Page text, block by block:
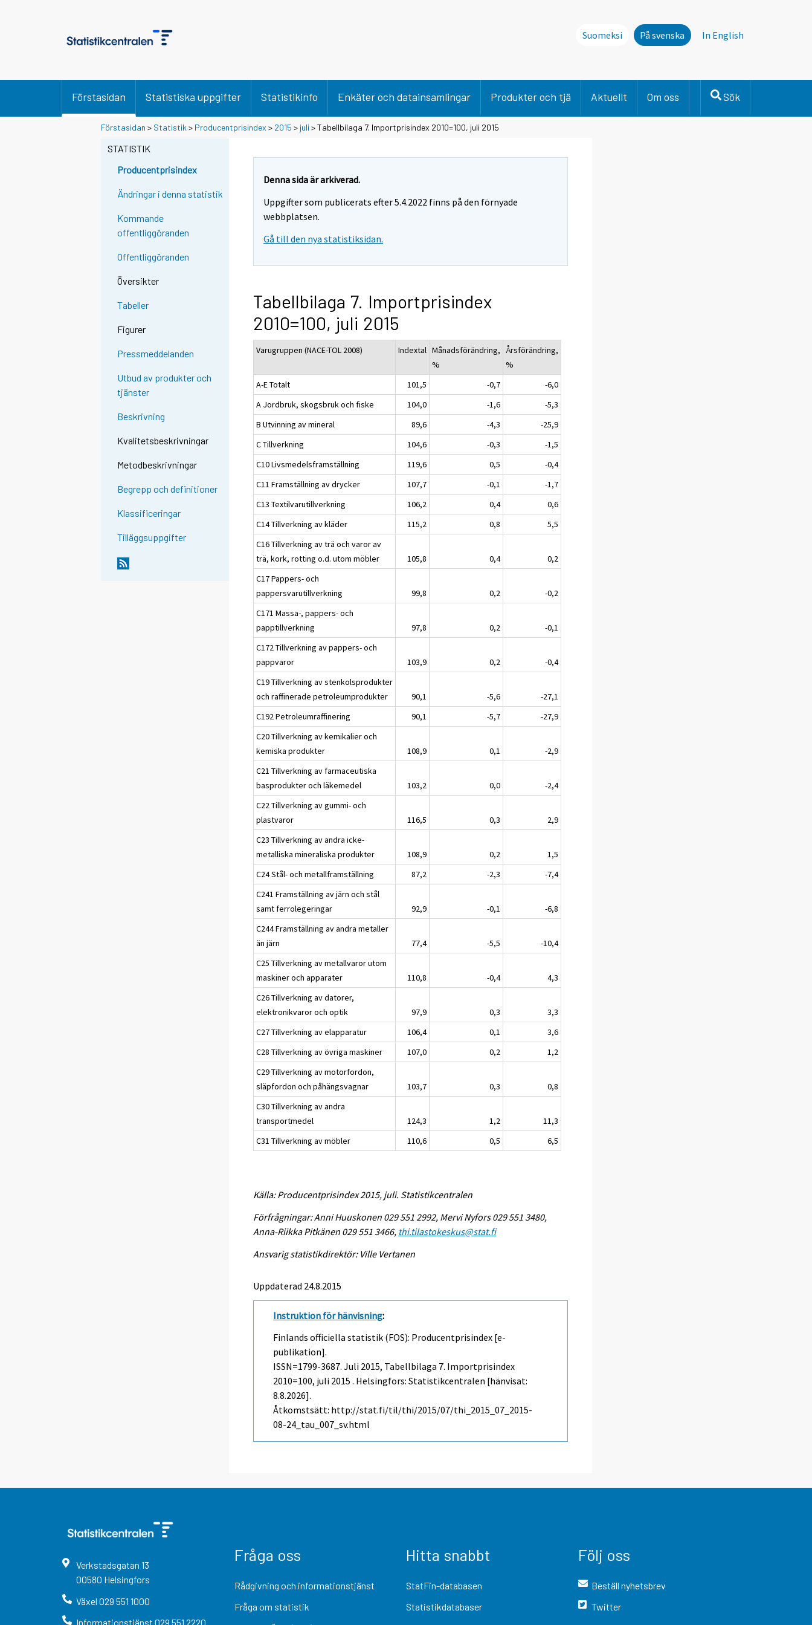
Suomeksi På svenska In English
Förstasidan Statistiska uppgifter Statistikinfo Enkäter och datainsamlingar Produkter och tjä Aktuellt Om oss Sök
Förstasidan > Statistik > Producentprisindex > 2015 > juli > Tabellbilaga 7. Importprisindex 2010=100, juli 2015
STATISTIK
Producentprisindex
Ändringar i denna statistik
Kommande
offentliggöranden
Offentliggöranden
Översikter
Tabeller
Figurer
Pressmeddelanden
Utbud av produkter och
tjänster
Beskrivning
Kvalitetsbeskrivningar
Metodbeskrivningar
Begrepp och definitioner
Klassificeringar
Tilläggsuppgifter
Denna sida är arkiverad.
Uppgifter som publicerats efter 5.4.2022 finns på den förnyade
webbplatsen.
Gå till den nya statistiksidan.
Tabellbilaga 7. Importprisindex
2010=100, juli 2015
Varugruppen (NACE-TOL 2008) Indextal Månadsförändring,
%
Årsförändring,
%
A-E Totalt
101,5 -0,7
-6,0
A Jordbruk, skogsbruk och fiske
104,0 -1,6
-5,3
B Utvinning av mineral
89,6 -4,3
-25,9
C Tillverkning
104,6 -0,3
-1,5
C10 Livsmedelsframställning
119,6 0,5
-0,4
C11 Framställning av drycker
107,7 -0,1
-1,7
C13 Textilvarutillverkning
106,2 0,4
0,6
C14 Tillverkning av kläder
115,2 0,8
5,5
C16 Tillverkning av trä och varor av
trä, kork, rotting o.d. utom möbler
105,8 0,4
0,2
C17 Pappers- och
pappersvarutillverkning
99,8 0,2
-0,2
C171 Massa-, pappers- och
papptillverkning
97,8 0,2
-0,1
C172 Tillverkning av pappers- och
pappvaror
103,9 0,2
-0,4
C19 Tillverkning av stenkolsprodukter
och raffinerade petroleumprodukter
90,1 -5,6
-27,1
C192 Petroleumraffinering
90,1 -5,7
-27,9
C20 Tillverkning av kemikalier och
kemiska produkter
108,9 0,1
-2,9
C21 Tillverkning av farmaceutiska
basprodukter och läkemedel
103,2 0,0
-2,4
C22 Tillverkning av gummi- och
plastvaror
116,5 0,3
2,9
C23 Tillverkning av andra icke-
metalliska mineraliska produkter
108,9 0,2
1,5
C24 Stål- och metallframställning
87,2 -2,3
-7,4
C241 Framställning av järn och stål
samt ferrolegeringar
92,9 -0,1
-6,8
C244 Framställning av andra metaller
än järn
77,4 -5,5
-10,4
C25 Tillverkning av metallvaror utom
maskiner och apparater
110,8 -0,4
4,3
C26 Tillverkning av datorer,
elektronikvaror och optik
97,9 0,3
3,3
C27 Tillverkning av elapparatur
106,4 0,1
3,6
C28 Tillverkning av övriga maskiner
107,0 0,2
1,2
C29 Tillverkning av motorfordon,
släpfordon och påhängsvagnar
103,7 0,3
0,8
C30 Tillverkning av andra
transportmedel
124,3 1,2
11,3
C31 Tillverkning av möbler
110,6 0,5 6,5
Källa: Producentprisindex 2015, juli. Statistikcentralen
Förfrågningar: Anni Huuskonen 029 551 2992, Mervi Nyfors 029 551 3480,
Anna-Riikka Pitkänen 029 551 3466, thi.tilastokeskus@stat.fi
Ansvarig statistikdirektör: Ville Vertanen
Uppdaterad 24.8.2015
Instruktion för hänvisning:
Finlands officiella statistik (FOS): Producentprisindex [e-
publikation].
ISSN=1799-3687.Juli 2015, Tabellbilaga 7. Importprisindex
2010=100, juli 2015 . Helsingfors: Statistikcentralen [hänvisat:
8.8.2026].
Åtkomstsätt: http://stat.fi/til/thi/2015/07/thi_2015_07_2015-
08-24_tau_007_sv.html
Verkstadsgatan 13
00580 Helsingfors
Växel 029 551 1000
Informationstjänst 029 551 2220
Fråga oss
Rådgivning och informationstjänst
Fråga om statistik
Hitta snabbt
StatFin-databasen
Statistikdatabaser
Följ oss
Beställ nyhetsbrev
Twitter